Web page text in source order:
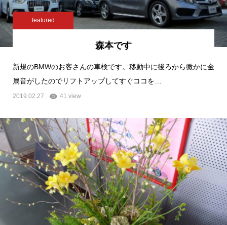
featured
森本です
新規のBMWのお客さんの車検です。移動中に後ろから微かに金
属音がしたのでリフトアップしてすぐココを…
2019.02.27 41 view